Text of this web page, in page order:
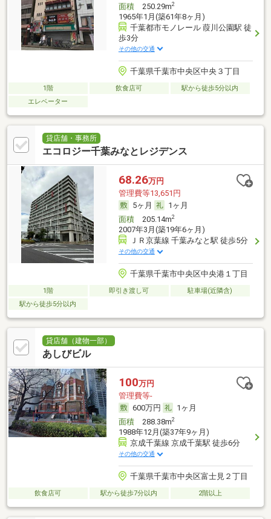
面積250.29m2
1965年1月(築61年8ヶ月)
千葉都市モノレール 葭川公園駅 徒
歩3分
その他の交通
千葉県千葉市中央区中央３丁目
1階 飲食店可
駅から徒歩5分以内
エレベーター
貸店舗・事務所
エコロジー千葉みなとレジデンス
68.26万円
管理費等13,651円
5ヶ月
1ヶ月
面積205.14m2
2007年3月(築19年6ヶ月)
ＪＲ京葉線 千葉みなと駅 徒歩5分
その他の交通
千葉県千葉市中央区中央港１丁目
1階 即引き渡し可
駐車場(近隣含)
駅から徒歩5分以内
貸店舗（建物一部）
あしびビル
100万円
管理費等-
600万円
1ヶ月
面積288.38m2
1988年12月(築37年9ヶ月)
京成千葉線 京成千葉駅 徒歩6分
その他の交通
千葉県千葉市中央区富士見２丁目
飲食店可 駅から徒歩7分以内 2階以上